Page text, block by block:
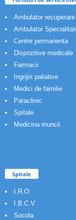
Ambulator recuperare
Ambulator
Centre permanenta
Dispozitive medicale
Farmacii
Ingrijiri paliative
Medici de familie
Paraclinic
Spitale
Medicina muncii
Spitale
I.R.O.
I.B.C.V.
Socola